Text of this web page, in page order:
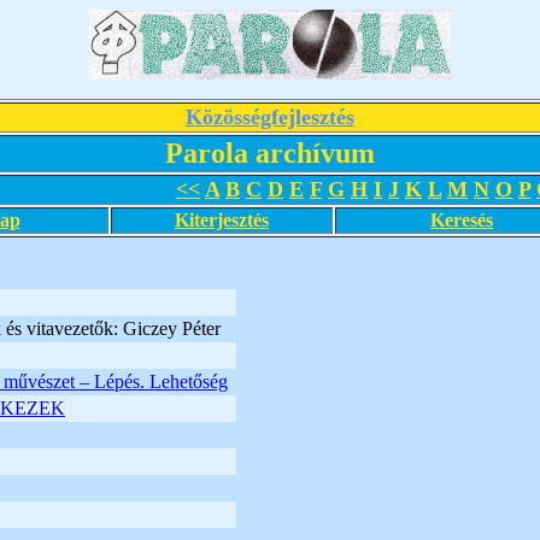
Közösségfejlesztés
Parola archívum
<< A B C D E F G H I J K L M N O P
Kiterjesztés Keresés
vitavezetők: Giczey Péter
– Lépés. Lehetőség